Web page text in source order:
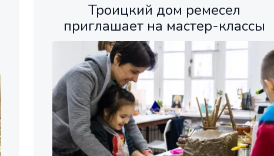
Троицкий дом ремесел
приглашает на мастер-классы